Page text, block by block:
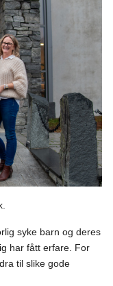
syke barn og deres
har fått erfare. For
til slike gode